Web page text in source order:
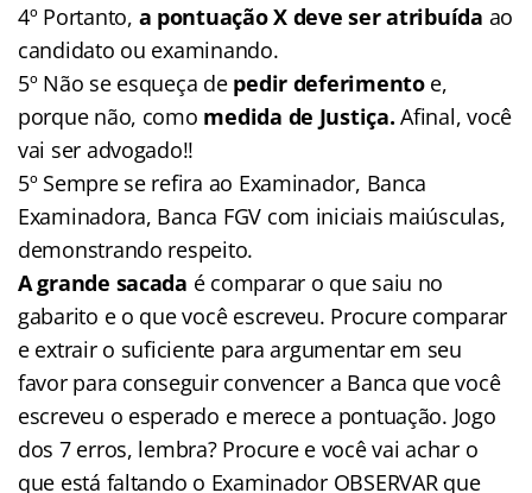
4º Portanto, a pontuação X deve ser atribuída ao
candidato ou examinando.
5º Não se esqueça de pedir deferimentoe,
porque não, como medida de Justiça. Afinal, você
vai ser advogado!!
5º Sempre se refira ao Examinador, Banca
Examinadora, Banca FGV com iniciais maiúsculas,
demonstrando respeito.
A grande sacada é comparar o que saiu no
gabarito e o que você escreveu. Procure comparar
e extrair o suficiente para argumentar em seu
favor para conseguir convencer a Banca que você
escreveu o esperado e merece a pontuação. Jogo
dos 7 erros, lembra? Procure e você vai achar o
que está faltando o Examinador OBSERVAR que